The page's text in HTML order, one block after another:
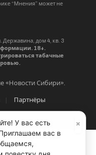
“Мнения” может не
Державина, дом 4, кв. 3
18+.
табачные
«Новости Сибири».
Партнёры
×
У вас есть
вас в